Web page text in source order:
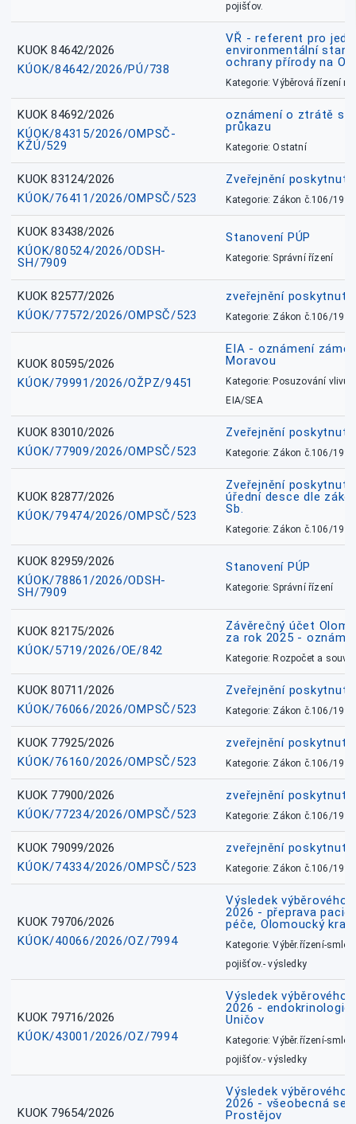
pojišťov.
KUOK 84642/2026
KÚOK/84642/2026/PÚ/738
VŘ - referent pro
environmentální
ochrany přírody na
Kategorie: Výběrová řízení
KUOK 84692/2026
KÚOK/84315/2026/OMPSČ-
KŽÚ/529
oznámení o ztrátě
průkazu
Kategorie: Ostatní
KUOK 83124/2026
KÚOK/76411/2026/OMPSČ/523
Zveřejnění
Kategorie: Zákon č.106/1999
KUOK 83438/2026
KÚOK/80524/2026/ODSH-
SH/7909
Stanovení PÚP
Kategorie: Správní řízení
KUOK 82577/2026
KÚOK/77572/2026/OMPSČ/523
zveřejnění
Kategorie: Zákon č.106/1999
KUOK 80595/2026
KÚOK/79991/2026/OŽPZ/9451
EIA - oznámení
Moravou
Kategorie: Posuzování vlivů
EIA/SEA
KUOK 83010/2026
KÚOK/77909/2026/OMPSČ/523
Zveřejnění
Kategorie: Zákon č.106/1999
KUOK 82877/2026
KÚOK/79474/2026/OMPSČ/523
Zveřejnění
úřední desce dle
Sb.
Kategorie: Zákon č.106/1999
KUOK 82959/2026
KÚOK/78861/2026/ODSH-
SH/7909
Stanovení PÚP
Kategorie: Správní řízení
KUOK 82175/2026
KÚOK/5719/2026/OE/842
Závěrečný účet
za rok 2025 -
Kategorie: Rozpočet a
KUOK 80711/2026
KÚOK/76066/2026/OMPSČ/523
Zveřejnění
Kategorie: Zákon č.106/1999
KUOK 77925/2026
KÚOK/76160/2026/OMPSČ/523
zveřejnění
Kategorie: Zákon č.106/1999
KUOK 77900/2026
KÚOK/77234/2026/OMPSČ/523
zveřejnění
Kategorie: Zákon č.106/1999
KUOK 79099/2026
KÚOK/74334/2026/OMPSČ/523
zveřejnění
Kategorie: Zákon č.106/1999
KUOK 79706/2026
KÚOK/40066/2026/OZ/7994
Výsledek výběrového
2026 - přeprava
péče, Olomoucký kraj
Kategorie: Výběr.řízení-
pojišťov.- výsledky
KUOK 79716/2026
KÚOK/43001/2026/OZ/7994
Výsledek výběrového
2026 - endokrinologie
Uničov
Kategorie: Výběr.řízení-
pojišťov.- výsledky
KUOK 79654/2026
Výsledek výběrového
2026 - všeobecná
Prostějov